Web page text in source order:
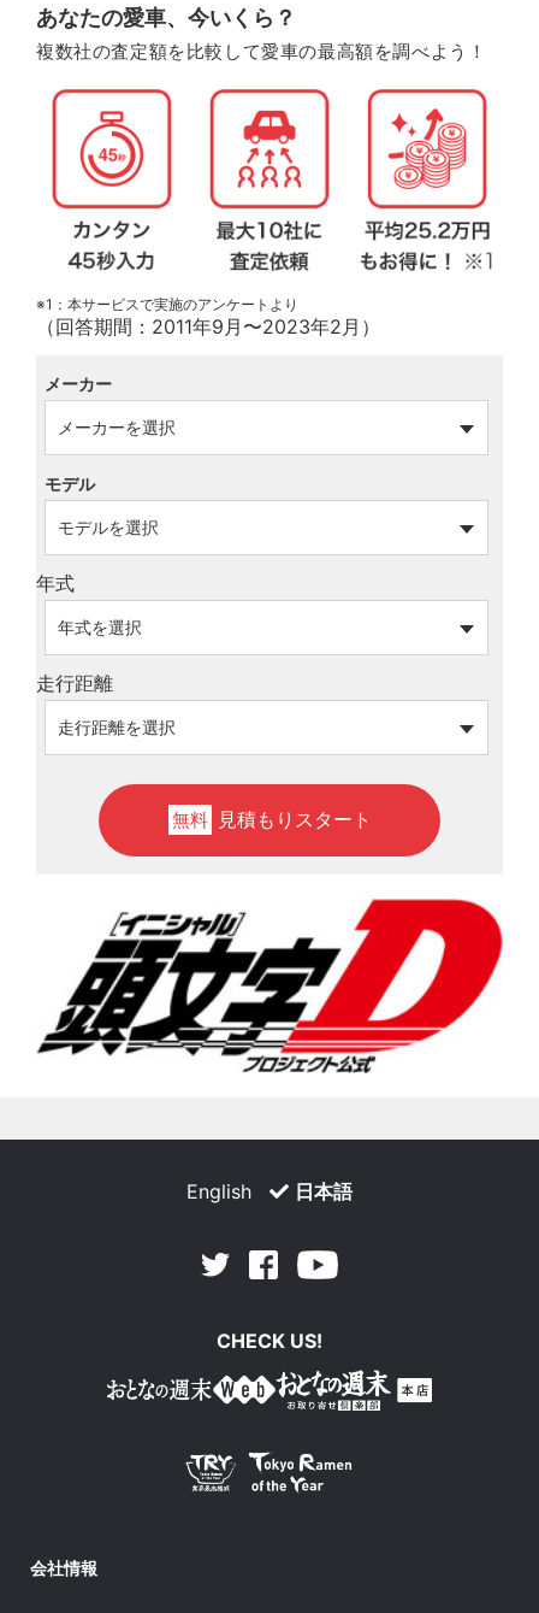
あなたの愛車、今いくら？
複数社の査定額を比較して愛車の最高額を調べよう！
※1：本サービスで実施のアンケートより
（回答期間：2011年9月〜2023年2月）
メーカー
モデル
年式
走行距離
無料 見積もりスタート
English 日本語
Twitter Facebook
CHECK US!
会社情報